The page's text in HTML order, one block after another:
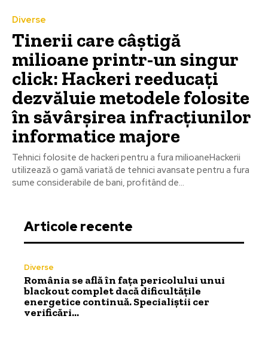
Diverse
Tinerii care câștigă
milioane printr-un singur
click: Hackeri reeducați
dezvăluie metodele folosite
în săvârșirea infracțiunilor
informatice majore
Tehnici folosite de hackeri pentru a fura milioaneHackerii
utilizează o gamă variată de tehnici avansate pentru a fura
sume considerabile de bani, profitând de...
Articole recente
Diverse
România se află în fața pericolului unui
blackout complet dacă dificultățile
energetice continuă. Specialiștii cer
verificări…